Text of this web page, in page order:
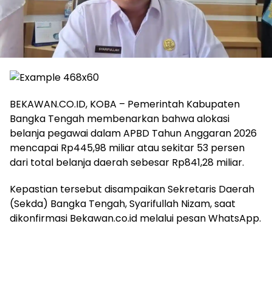
BEKAWAN.CO.ID, KOBA – Pemerintah Kabupaten
Bangka Tengah membenarkan bahwa alokasi
belanja pegawai dalam APBD Tahun Anggaran 2026
mencapai Rp445,98 miliar atau sekitar 53 persen
dari total belanja daerah sebesar Rp841,28 miliar.
‎Kepastian tersebut disampaikan Sekretaris Daerah
(Sekda) Bangka Tengah, Syarifullah Nizam, saat
dikonfirmasi Bekawan.co.id melalui pesan WhatsApp.